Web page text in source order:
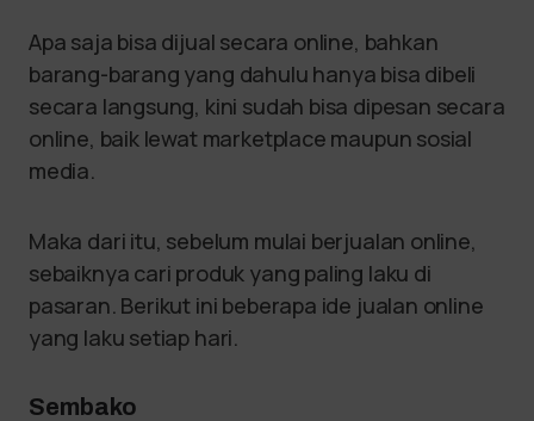
Apa saja bisa dijual secara online, bahkan
barang-barang yang dahulu hanya bisa dibeli
secara langsung, kini sudah bisa dipesan secara
online, baik lewat marketplace maupun sosial
media.
Maka dari itu, sebelum mulai berjualan online,
sebaiknya cari produk yang paling laku di
pasaran. Berikut ini beberapa ide jualan online
yang laku setiap hari.
Sembako